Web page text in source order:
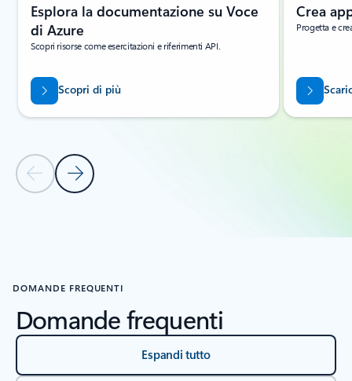
Diapositiva precedente
Diapositiva successiva
Esplora la documentazione su Voce
di Azure
Scopri risorse come esercitazioni e riferimenti API.
Scopri di più
Crea
Progetta e
DOMANDE FREQUENTI
Domande frequenti
Espandi tutto